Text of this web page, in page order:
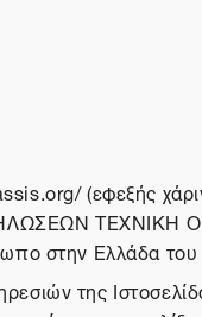
(εφεξής
ΤΕΧΝΙΚΗ
στην Ελλάδα
της